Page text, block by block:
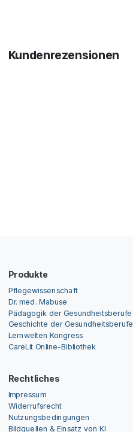
Kundenrezensionen
Produkte
Pflegewissenschaft
Dr. med. Mabuse
Pädagogik der Gesundheitsberufe
Geschichte der Gesundheitsberufe
Lernwelten Kongress
CareLit Online-Bibliothek
Rechtliches
Impressum
Widerrufsrecht
Nutzungsbedingungen
Bildquellen & Einsatz von KI